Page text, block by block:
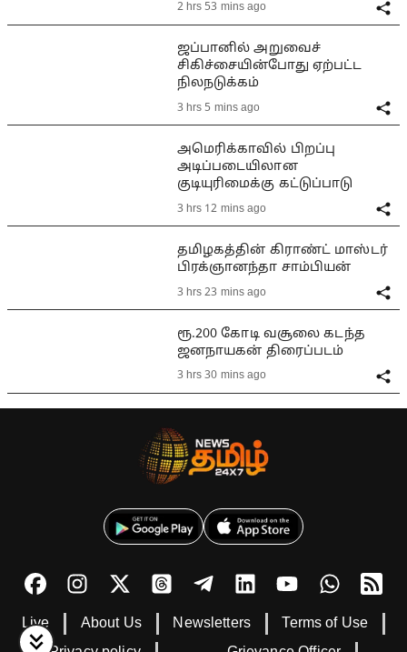
2 hrs 53 mins ago
ஜப்பானில் அறுவைச்
சிகிச்சையின்போது ஏற்பட்ட
நிலநடுக்கம்
3 hrs 5 mins ago
அமெரிக்காவில் பிறப்பு
அடிப்படையிலான
குடியுரிமைக்கு கட்டுப்பாடு
3 hrs 12 mins ago
தமிழகத்தின் கிராண்ட் மாஸ்டர்
பிரக்ஞானந்தா சாம்பியன்
3 hrs 23 mins ago
ரூ.200 கோடி வசூலை கடந்த
ஜனநாயகன் திரைப்படம்
3 hrs 30 mins ago
Live About Us Newsletters
Terms of Use